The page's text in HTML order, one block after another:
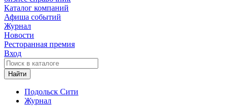
Каталог компаний
Афиша событий
Журнал
Новости
Ресторанная премия
Вход
Найти
Подольск Сити
Журнал